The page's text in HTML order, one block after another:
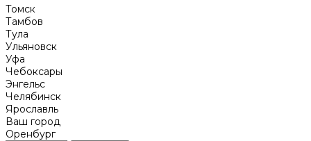
Томск
Тамбов
Тула
Ульяновск
Уфа
Чебоксары
Энгельс
Челябинск
Ярославль
Ваш город
Оренбург